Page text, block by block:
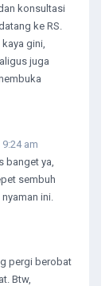
konsultasi
ke RS.
gini,
juga
am
banget ya,
sembuh
ini.
pergi berobat
Btw,